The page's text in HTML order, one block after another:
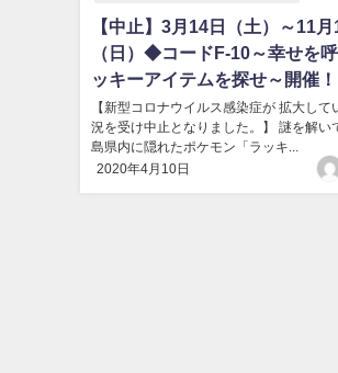
【中止】3月14日（土）～11月
（日）◆コードF-10～幸せを
ッキーアイテムを探せ～開催！
【新型コロナウイルス感染症が 拡大して
況を受け中止となりました。】 謎を解い
島県内に隠れたポケモン「ラッキ...
2020年4月10日